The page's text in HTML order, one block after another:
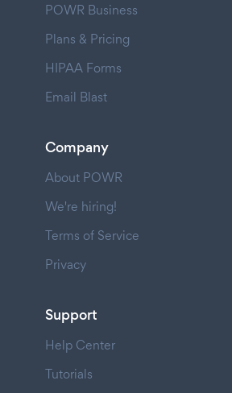
POWR Business
Plans & Pricing
HIPAA Forms
Email Blast
Company
About POWR
We're hiring!
Terms of Service
Privacy
Support
Help Center
Tutorials